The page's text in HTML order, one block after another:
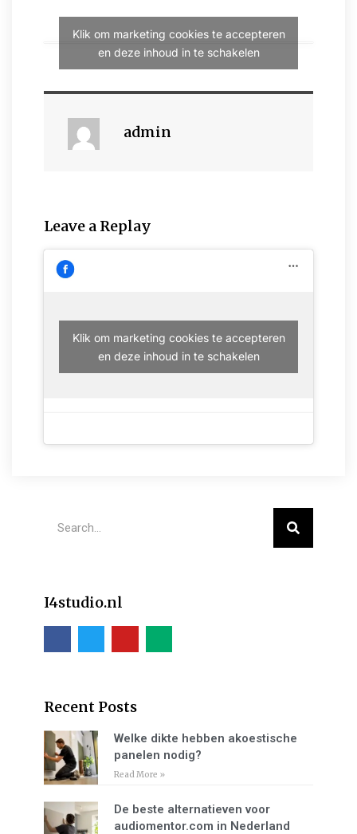
Klik om marketing cookies te accepteren
en deze inhoud in te schakelen
admin
Leave a Replay
Klik om marketing cookies te accepteren
en deze inhoud in te schakelen
I4studio.nl
Recent Posts
Welke dikte hebben akoestische
panelen nodig?
Read More »
De beste alternatieven voor
audiomentor.com in Nederland